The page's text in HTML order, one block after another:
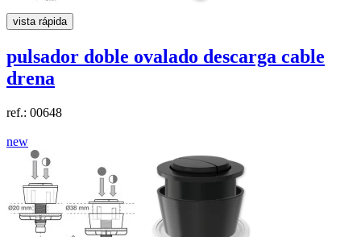
vista rápida
pulsador doble ovalado descarga cable
drena
ref.: 00648
new